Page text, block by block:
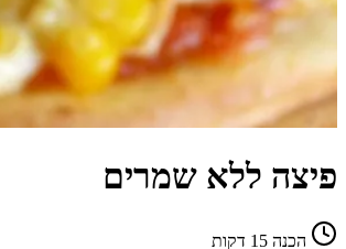
פיצה ללא שמרים
הכנה